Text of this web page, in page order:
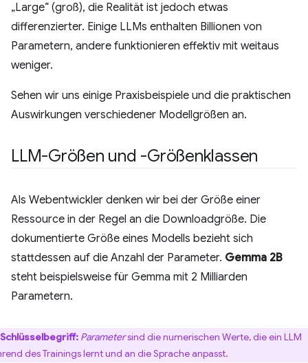
„Large“ (groß), die Realität ist jedoch etwas
differenzierter. Einige LLMs enthalten Billionen von
Parametern, andere funktionieren effektiv mit weitaus
weniger.
Sehen wir uns einige Praxisbeispiele und die praktischen
Auswirkungen verschiedener Modellgrößen an.
LLM-Größen und -Größenklassen
Als Webentwickler denken wir bei der Größe einer
Ressource in der Regel an die Downloadgröße. Die
dokumentierte Größe eines Modells bezieht sich
stattdessen auf die Anzahl der Parameter. Gemma 2B
steht beispielsweise für Gemma mit 2 Milliarden
Parametern.
Schlüsselbegriff: Parametersind die numerischen Werte, die ein LLM
des Trainings lernt und an die Sprache anpasst.